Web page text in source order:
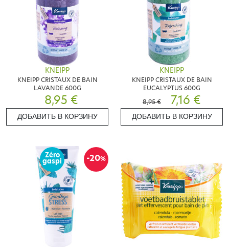
KNEIPP
KNEIPP CRISTAUX DE BAIN
LAVANDE 600G
8,95 €
ДОБАВИТЬ В КОРЗИНУ
KNEIPP
KNEIPP CRISTAUX DE BAIN
EUCALYPTUS 600G
8,95 €
7,16 €
ДОБАВИТЬ В КОРЗИНУ
-20%
Zéro
gaspi